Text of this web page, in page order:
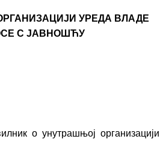
УРЕДА ВЛАДЕ
С ЈАВНОШЋУ
о унутрашњој организацији